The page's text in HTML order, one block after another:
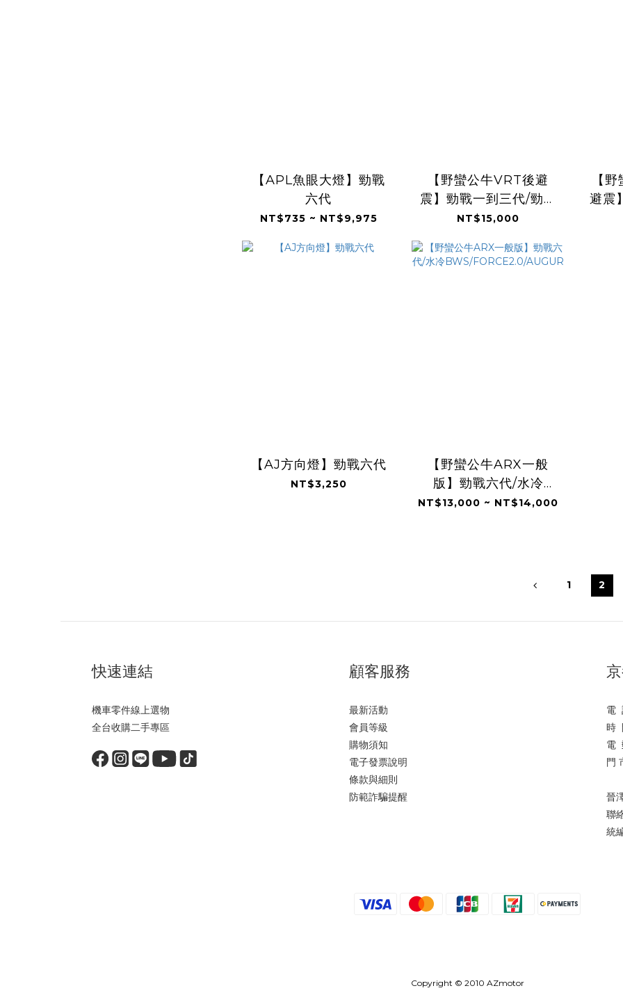
【APL魚眼大燈】勁戰
六代
NT$735 ~ NT$9,975
【野蠻公牛VRT後避
震】勁戰一到三代/勁戰
六代/水冷BWS
NT$15,000
【
避震
【AJ方向燈】勁戰六代
NT$3,250
【野蠻公牛ARX一般
版】勁戰六代/水冷
BWS/FORCE2.0/AUGUR
NT$13,000 ~ NT$14,000
1 2
快速連結
機車零件線上選物
全台收購二手專區
顧客服務
最新活動
會員等級
購物須知
電子發票說明
條款與細則
防範詐騙提醒
電
時
電
門
晉
聯
統
Copyright © 2010 AZmotor